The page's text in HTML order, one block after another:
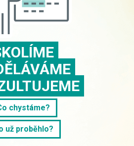
chystáme?
už proběhlo?